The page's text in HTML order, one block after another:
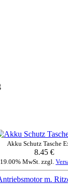
Akku Schutz Tasche
8.45 €
MwSt. zzgl.